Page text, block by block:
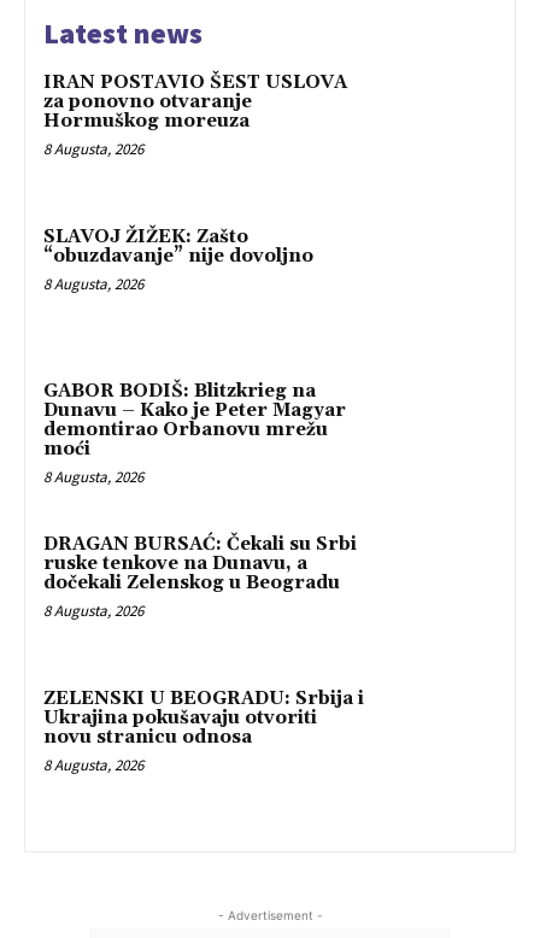
Latest news
IRAN POSTAVIO ŠEST USLOVA
za ponovno otvaranje
Hormuškog moreuza
8 Augusta, 2026
SLAVOJ ŽIŽEK: Zašto
“obuzdavanje” nije dovoljno
8 Augusta, 2026
GABOR BODIŠ: Blitzkrieg na
Dunavu – Kako je Peter Magyar
demontirao Orbanovu mrežu
moći
8 Augusta, 2026
DRAGAN BURSAĆ: Čekali su Srbi
ruske tenkove na Dunavu, a
dočekali Zelenskog u Beogradu
8 Augusta, 2026
ZELENSKI U BEOGRADU: Srbija i
Ukrajina pokušavaju otvoriti
novu stranicu odnosa
8 Augusta, 2026
- Advertisement -